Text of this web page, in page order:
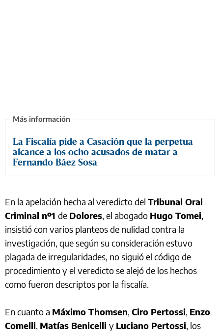
La Fiscalía pide a Casación que la perpetua
alcance a los ocho acusados de matar a
Fernando Báez Sosa
En la apelación hecha al veredicto del Tribunal Oral
Criminal nº1 de Dolores, el abogado Hugo Tomei,
insistió con varios planteos de nulidad contra la
investigación, que según su consideración estuvo
plagada de irregularidades, no siguió el código de
procedimiento y el veredicto se alejó de los hechos
como fueron descriptos por la fiscalía.
En cuanto a Máximo Thomsen, Ciro Pertossi, Enzo
Comelli, Matías Benicelli y Luciano Pertossi, los